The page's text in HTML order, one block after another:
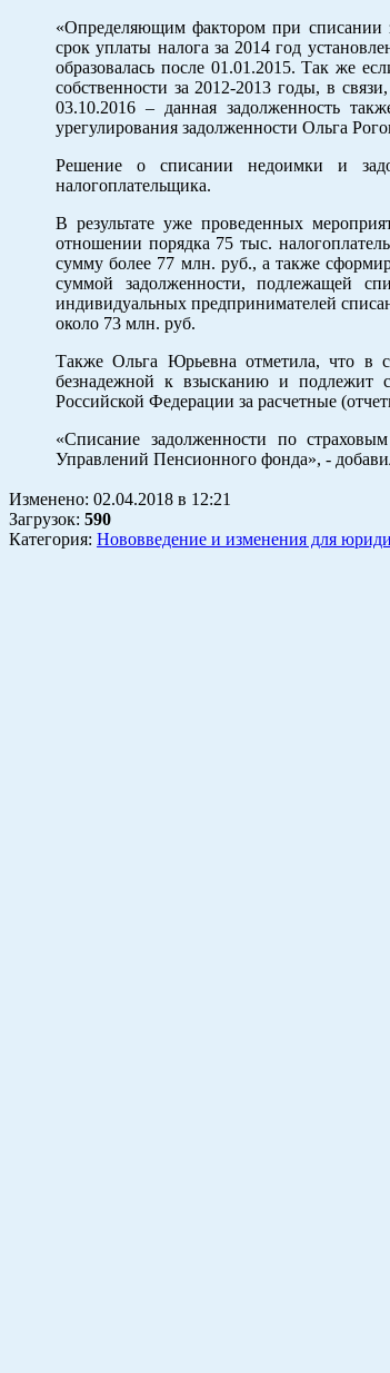
«Определяющим фактором при списании
срок уплаты налога за 2014 год
образовалась после 01.01.2015. Так же
собственности за 2012-2013 годы, в
03.10.2016 – данная задолженность
урегулирования задолженности Ольга
Решение о списании недоимки и
налогоплательщика.
В результате уже проведенных
отношении порядка 75 тыс.
сумму более 77 млн. руб., а также
суммой задолженности,
индивидуальных предпринимателей
около 73 млн. руб.
Также Ольга Юрьевна отметила, что в
безнадежной к взысканию и подлежит
Российской Федерации за расчетные
«Списание задолженности по
Управлений Пенсионного фонда», -
Изменено: 02.04.2018 в 12:21
Загрузок: 590
Категория: Нововведение и изменения для